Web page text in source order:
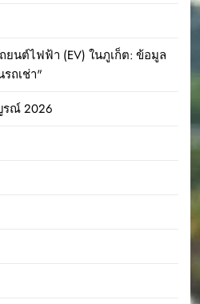
ยนต์ไฟฟ้า (EV) ในภูเก็ต: ข้อมูล
ถเช่า"
รณ์ 2026